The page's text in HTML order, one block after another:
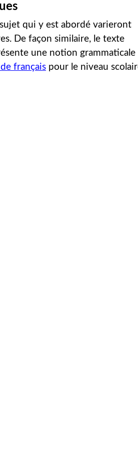
qui y est abordé varieront
De façon similaire, le texte
une notion grammaticale
français pour le niveau